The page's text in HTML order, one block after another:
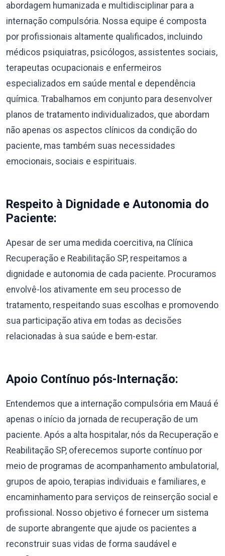
abordagem humanizada e multidisciplinar para a
internação compulsória. Nossa equipe é composta
por profissionais altamente qualificados, incluindo
médicos psiquiatras, psicólogos, assistentes sociais,
terapeutas ocupacionais e enfermeiros
especializados em saúde mental e dependência
química. Trabalhamos em conjunto para desenvolver
planos de tratamento individualizados, que abordam
não apenas os aspectos clínicos da condição do
paciente, mas também suas necessidades
emocionais, sociais e espirituais.
Respeito à Dignidade e Autonomia do
Paciente:
Apesar de ser uma medida coercitiva, na Clínica
Recuperação e Reabilitação SP, respeitamos a
dignidade e autonomia de cada paciente. Procuramos
envolvê-los ativamente em seu processo de
tratamento, respeitando suas escolhas e promovendo
sua participação ativa em todas as decisões
relacionadas à sua saúde e bem-estar.
Apoio Contínuo pós-Internação:
Entendemos que a internação compulsória em Mauá é
apenas o início da jornada de recuperação de um
paciente. Após a alta hospitalar, nós da Recuperação e
Reabilitação SP, oferecemos suporte contínuo por
meio de programas de acompanhamento ambulatorial,
grupos de apoio, terapias individuais e familiares, e
encaminhamento para serviços de reinserção social e
profissional. Nosso objetivo é fornecer um sistema
de suporte abrangente que ajude os pacientes a
reconstruir suas vidas de forma saudável e